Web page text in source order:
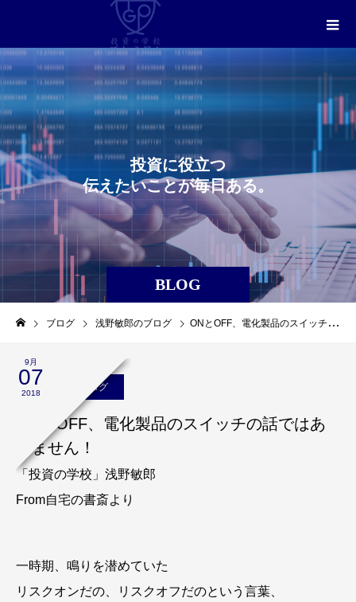
BLOG
投資に役立つ
伝え たいことが毎日ある。
ブログ 浅野敏郎のブログ ONとOFF、電化製品のスイッチの話ではありません！
9月
07
2018
浅野敏郎のブログ
ONとOFF、電化製品のスイッチの話ではあ
りません！
「投資の学校」浅野敏郎
From自宅の書斎より
一時期、鳴りを潜めていた
リスクオンだの、リスクオフだのという言葉、